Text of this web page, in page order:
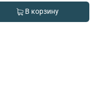
В корзину